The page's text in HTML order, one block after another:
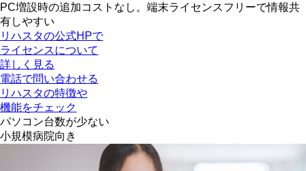
PC増設時の追加コストなし。端末ライセンスフリーで情報共
有しやすい
リハスタの公式HPで
ライセンスについて
詳しく見る
電話で問い合わせる
リハスタの特徴や
機能をチェック
パソコン台数が少ない
小規模病院向き